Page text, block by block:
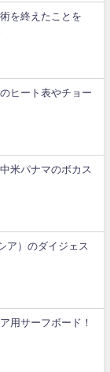
を終えたことを
ヒート表やチョー
米パナマのボカス
ア）のダイジェス
用サーフボード！